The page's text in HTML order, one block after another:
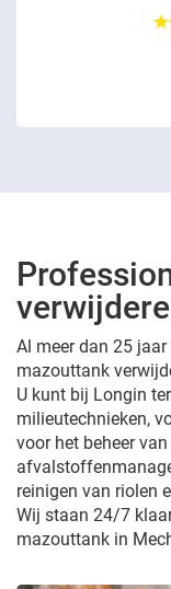
Al meer dan 25
mazouttank
U kunt bij Longin
milieutechnieken,
voor het beheer
reinigen van riolen
Wij staan 24/7
mazouttank in